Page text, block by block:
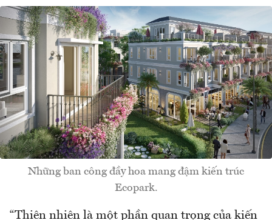
Những ban công đầy hoa mang đậm kiến trúc
Ecopark.
“Thiên nhiên là một phần quan trọng của kiến